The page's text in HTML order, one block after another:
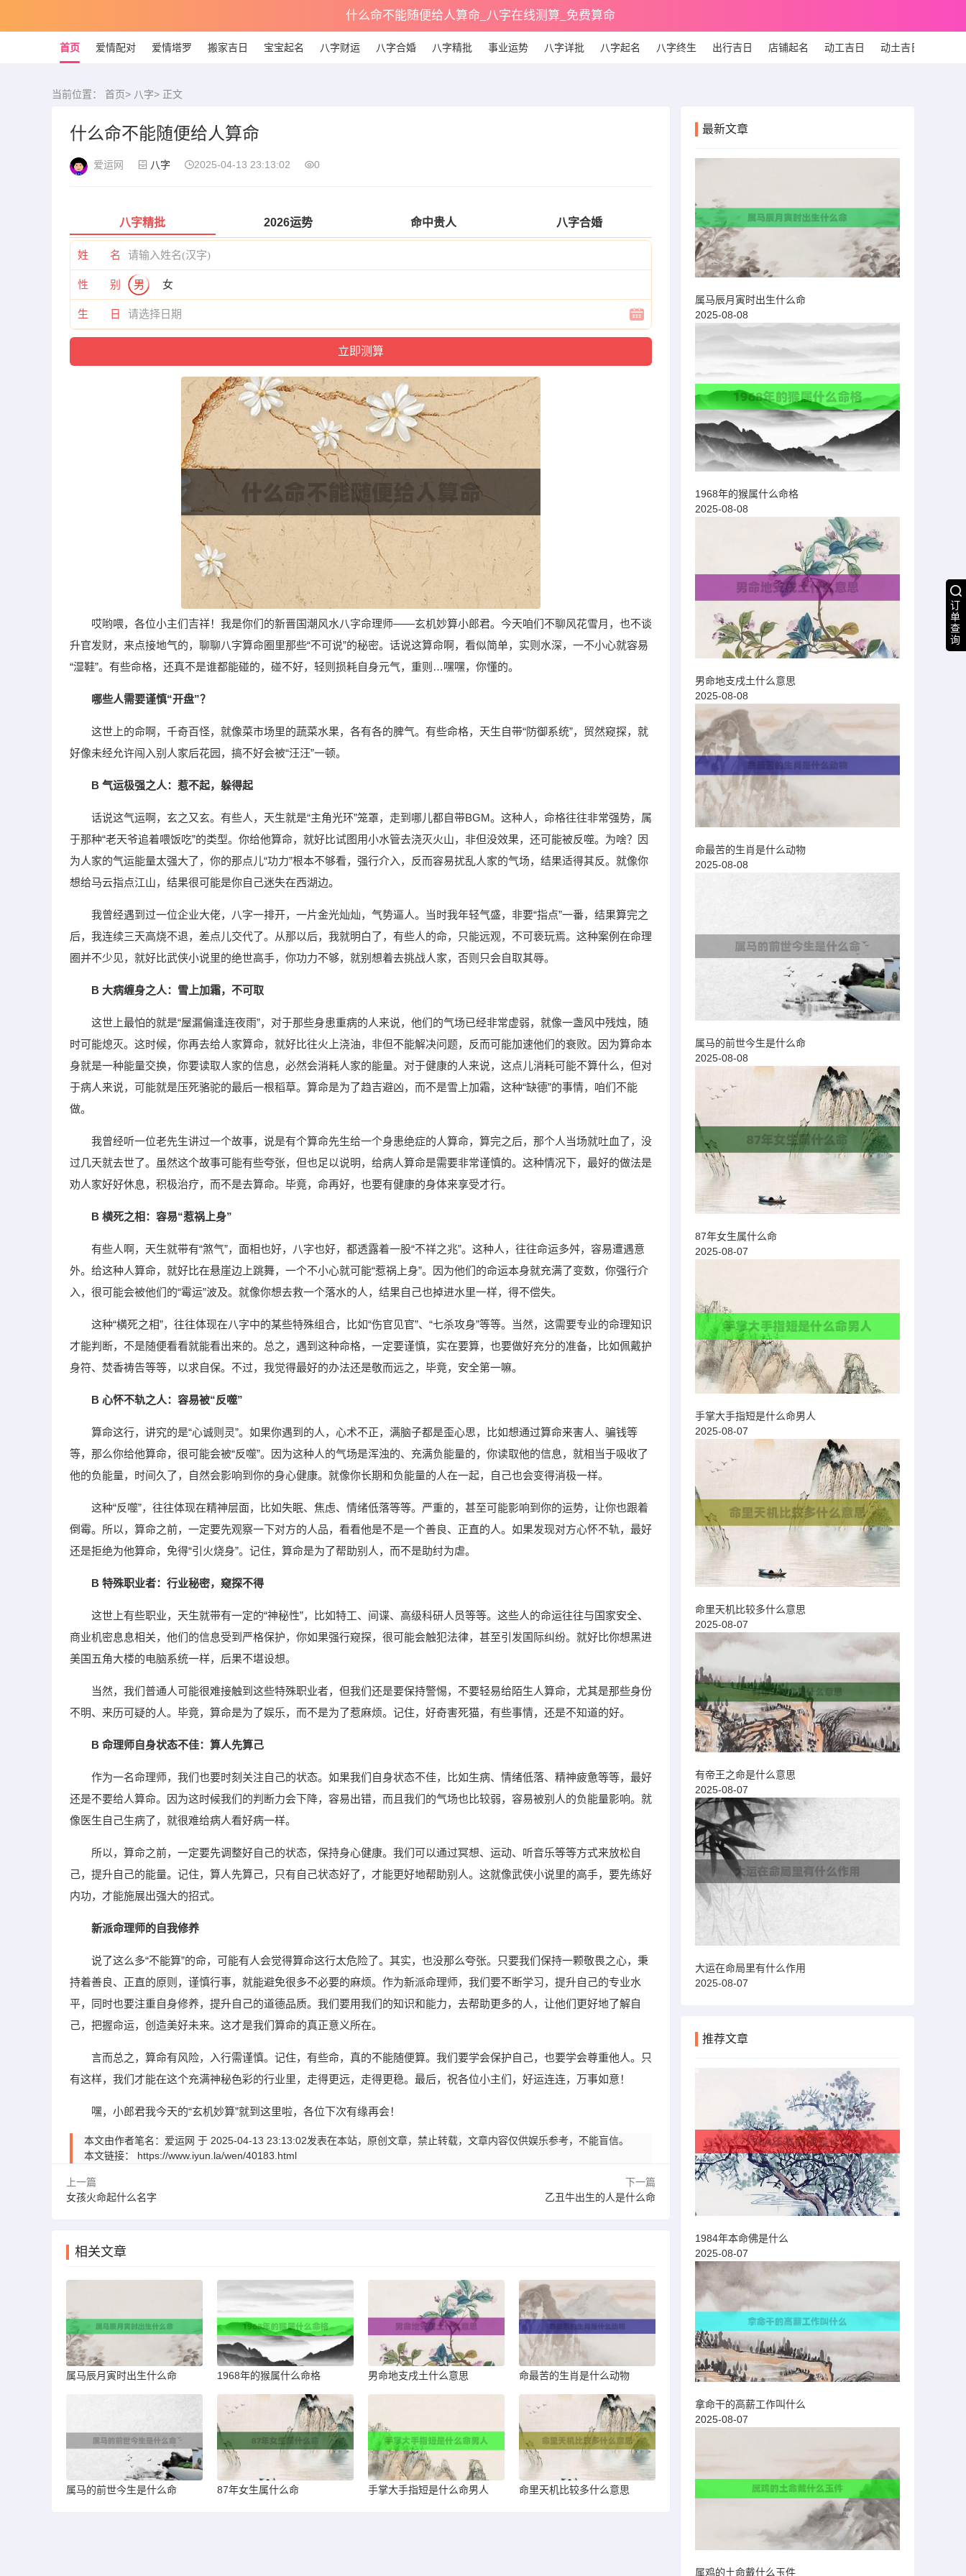
什么命不能随便给人算命_八字在线测算_免费算命
首页 爱情配对 爱情塔罗 搬家吉日 宝宝起名 八字财运 八字合婚 八字精批 事业运势 八字详批 八字起名 八字终生 出行吉日 店铺起名 动工吉日 动土吉日
订
单
查
询
当前位置： 首页> 八字> 正文
什么命不能随便给人算命
爱运网 八字 2025-04-13 23:13:02 0
八字精批 2026运势 命中贵人 八字合婚
姓 名
性 别 男 女
生 日
哎哟喂，各位小主们吉祥！我是你们的新晋国潮风水八字命理师——玄机妙算小郎君。今天咱们不聊风花雪月，也不谈
升官发财，来点接地气的，聊聊八字算命圈里那些“不可说”的秘密。话说这算命啊，看似简单，实则水深，一不小心就容易
“湿鞋”。有些命格，还真不是谁都能碰的，碰不好，轻则损耗自身元气，重则…嘿嘿，你懂的。
哪些人需要谨慎“开盘”？
这世上的命啊，千奇百怪，就像菜市场里的蔬菜水果，各有各的脾气。有些命格，天生自带“防御系统”，贸然窥探，就
好像未经允许闯入别人家后花园，搞不好会被“汪汪”一顿。
B 气运极强之人：惹不起，躲得起
话说这气运啊，玄之又玄。有些人，天生就是“主角光环”笼罩，走到哪儿都自带BGM。这种人，命格往往非常强势，属
于那种“老天爷追着喂饭吃”的类型。你给他算命，就好比试图用小水管去浇灭火山，非但没效果，还可能被反噬。为啥？因
为人家的气运能量太强大了，你的那点儿“功力”根本不够看，强行介入，反而容易扰乱人家的气场，结果适得其反。就像你
想给马云指点江山，结果很可能是你自己迷失在西湖边。
我曾经遇到过一位企业大佬，八字一排开，一片金光灿灿，气势逼人。当时我年轻气盛，非要“指点”一番，结果算完之
后，我连续三天高烧不退，差点儿交代了。从那以后，我就明白了，有些人的命，只能远观，不可亵玩焉。这种案例在命理
圈并不少见，就好比武侠小说里的绝世高手，你功力不够，就别想着去挑战人家，否则只会自取其辱。
B 大病缠身之人：雪上加霜，不可取
这世上最怕的就是“屋漏偏逢连夜雨”，对于那些身患重病的人来说，他们的气场已经非常虚弱，就像一盏风中残烛，随
时可能熄灭。这时候，你再去给人家算命，就好比往火上浇油，非但不能解决问题，反而可能加速他们的衰败。因为算命本
身就是一种能量交换，你要读取人家的信息，必然会消耗人家的能量。对于健康的人来说，这点儿消耗可能不算什么，但对
于病人来说，可能就是压死骆驼的最后一根稻草。算命是为了趋吉避凶，而不是雪上加霜，这种“缺德”的事情，咱们不能
做。
我曾经听一位老先生讲过一个故事，说是有个算命先生给一个身患绝症的人算命，算完之后，那个人当场就吐血了，没
过几天就去世了。虽然这个故事可能有些夸张，但也足以说明，给病人算命是需要非常谨慎的。这种情况下，最好的做法是
劝人家好好休息，积极治疗，而不是去算命。毕竟，命再好，也要有健康的身体来享受才行。
B 横死之相：容易“惹祸上身”
有些人啊，天生就带有“煞气”，面相也好，八字也好，都透露着一股“不祥之兆”。这种人，往往命运多舛，容易遭遇意
外。给这种人算命，就好比在悬崖边上跳舞，一个不小心就可能“惹祸上身”。因为他们的命运本身就充满了变数，你强行介
入，很可能会被他们的“霉运”波及。就像你想去救一个落水的人，结果自己也掉进水里一样，得不偿失。
这种“横死之相”，往往体现在八字中的某些特殊组合，比如“伤官见官”、“七杀攻身”等等。当然，这需要专业的命理知识
才能判断，不是随便看看就能看出来的。总之，遇到这种命格，一定要谨慎，实在要算，也要做好充分的准备，比如佩戴护
身符、焚香祷告等等，以求自保。不过，我觉得最好的办法还是敬而远之，毕竟，安全第一嘛。
B 心怀不轨之人：容易被“反噬”
算命这行，讲究的是“心诚则灵”。如果你遇到的人，心术不正，满脑子都是歪心思，比如想通过算命来害人、骗钱等
等，那么你给他算命，很可能会被“反噬”。因为这种人的气场是浑浊的、充满负能量的，你读取他的信息，就相当于吸收了
他的负能量，时间久了，自然会影响到你的身心健康。就像你长期和负能量的人在一起，自己也会变得消极一样。
这种“反噬”，往往体现在精神层面，比如失眠、焦虑、情绪低落等等。严重的，甚至可能影响到你的运势，让你也跟着
倒霉。所以，算命之前，一定要先观察一下对方的人品，看看他是不是一个善良、正直的人。如果发现对方心怀不轨，最好
还是拒绝为他算命，免得“引火烧身”。记住，算命是为了帮助别人，而不是助纣为虐。
B 特殊职业者：行业秘密，窥探不得
这世上有些职业，天生就带有一定的“神秘性”，比如特工、间谍、高级科研人员等等。这些人的命运往往与国家安全、
商业机密息息相关，他们的信息受到严格保护，你如果强行窥探，很可能会触犯法律，甚至引发国际纠纷。就好比你想黑进
美国五角大楼的电脑系统一样，后果不堪设想。
当然，我们普通人可能很难接触到这些特殊职业者，但我们还是要保持警惕，不要轻易给陌生人算命，尤其是那些身份
不明、来历可疑的人。毕竟，算命是为了娱乐，而不是为了惹麻烦。记住，好奇害死猫，有些事情，还是不知道的好。
B 命理师自身状态不佳：算人先算己
作为一名命理师，我们也要时刻关注自己的状态。如果我们自身状态不佳，比如生病、情绪低落、精神疲惫等等，最好
还是不要给人算命。因为这时候我们的判断力会下降，容易出错，而且我们的气场也比较弱，容易被别人的负能量影响。就
像医生自己生病了，就很难给病人看好病一样。
所以，算命之前，一定要先调整好自己的状态，保持身心健康。我们可以通过冥想、运动、听音乐等等方式来放松自
己，提升自己的能量。记住，算人先算己，只有自己状态好了，才能更好地帮助别人。这就像武侠小说里的高手，要先练好
内功，才能施展出强大的招式。
新派命理师的自我修养
说了这么多“不能算”的命，可能有人会觉得算命这行太危险了。其实，也没那么夸张。只要我们保持一颗敬畏之心，秉
持着善良、正直的原则，谨慎行事，就能避免很多不必要的麻烦。作为新派命理师，我们要不断学习，提升自己的专业水
平，同时也要注重自身修养，提升自己的道德品质。我们要用我们的知识和能力，去帮助更多的人，让他们更好地了解自
己，把握命运，创造美好未来。这才是我们算命的真正意义所在。
言而总之，算命有风险，入行需谨慎。记住，有些命，真的不能随便算。我们要学会保护自己，也要学会尊重他人。只
有这样，我们才能在这个充满神秘色彩的行业里，走得更远，走得更稳。最后，祝各位小主们，好运连连，万事如意！
嘿，小郎君我今天的“玄机妙算”就到这里啦，各位下次有缘再会！
本文由作者笔名：爱运网 于 2025-04-13 23:13:02发表在本站，原创文章，禁止转载，文章内容仅供娱乐参考，不能盲信。
本文链接： https://www.iyun.la/wen/40183.html
上一篇
女孩火命起什么名字
下一篇
乙丑牛出生的人是什么命
相关文章
属马辰月寅时出生什么命 1968年的猴属什么命格 男命地支戌土什么意思 命最苦的生肖是什么动物
属马的前世今生是什么命 87年女生属什么命 手掌大手指短是什么命男人 命里天机比较多什么意思
最新文章
属马辰月寅时出生什么命
2025-08-08
1968年的猴属什么命格
2025-08-08
男命地支戌土什么意思
2025-08-08
命最苦的生肖是什么动物
2025-08-08
属马的前世今生是什么命
2025-08-08
87年女生属什么命
2025-08-07
手掌大手指短是什么命男人
2025-08-07
命里天机比较多什么意思
2025-08-07
有帝王之命是什么意思
2025-08-07
大运在命局里有什么作用
2025-08-07
推荐文章
1984年本命佛是什么
2025-08-07
拿命干的高薪工作叫什么
2025-08-07
属鸡的土命戴什么玉件